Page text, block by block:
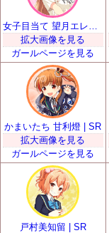
拡大画像を見る
ガールページを見る
かまいたち 甘利燈 | SR
拡大画像を見る
ガールページを見る
戸村美知留 | SR